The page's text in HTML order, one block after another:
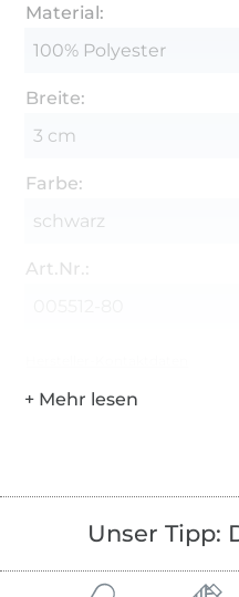
Material:
100% Polyester
Breite:
3 cm
Farbe:
schwarz
Art.Nr.:
Unser Tipp: